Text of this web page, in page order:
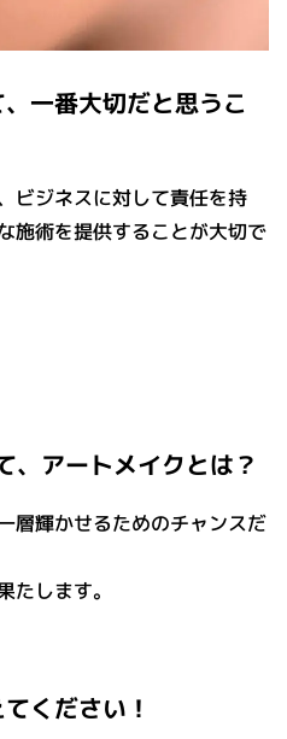
一番大切だと思うこ
ビジネスに対して責任を持
施術を提供することが大切で
アートメイクとは？
層輝かせるためのチャンスだ
たします。
ください！